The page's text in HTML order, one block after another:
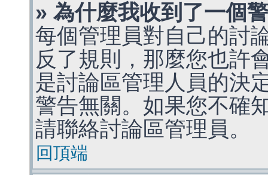
» 為什麼我收到了一個
每個管理員對自己的討
反了規則，那麼您也許
是討論區管理人員的決
警告無關。如果您不確
請聯絡討論區管理員。
回頂端